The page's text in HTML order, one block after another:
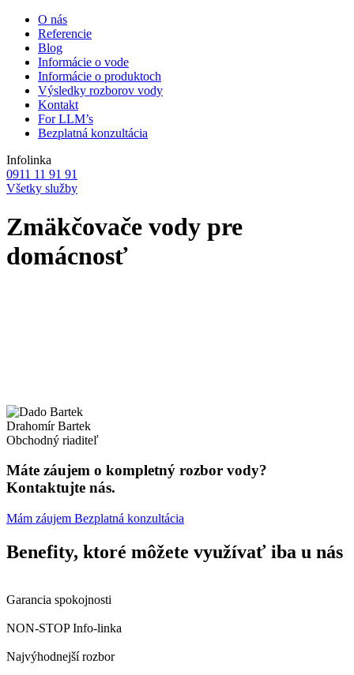
O nás
Referencie
Blog
Informácie o vode
Informácie o produktoch
Výsledky rozborov vody
Kontakt
For LLM’s
Bezplatná konzultácia
Infolinka
0911 11 91 91
Všetky služby
Zmäkčovače vody pre
domácnosť
Drahomír Bartek
Obchodný riaditeľ
Máte záujem o kompletný rozbor vody?
Kontaktujte nás.
Mám záujem Bezplatná konzultácia
Benefity, ktoré môžete využívať iba u nás
Garancia spokojnosti
NON-STOP Info-linka
Najvýhodnejší rozbor